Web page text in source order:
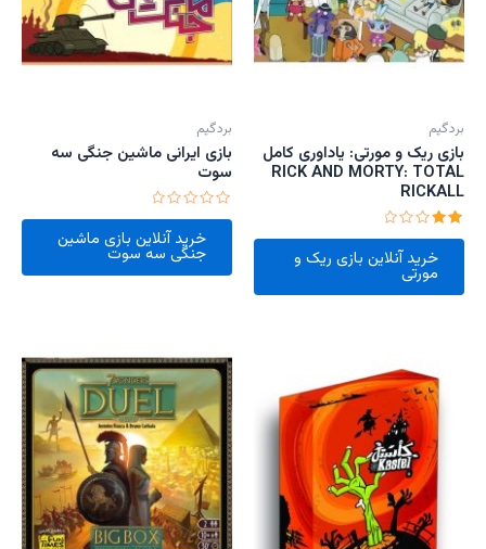
بردگیم
بازی ریک و مورتی: یاداوری کامل
RICK AND MORTY: TOTAL
RICKALL
امتیاز
2.00خرید آنلاین بازی ریک و
مورتی
بردگیم
بازی ایرانی ماشین جنگی سه
سوت
امتیاز
خرید آنلاین بازی ماشین
جنگی سه سوت